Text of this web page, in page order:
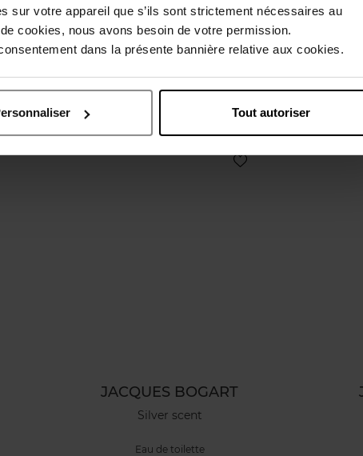
sur votre appareil que s’ils sont strictement nécessaires au
cookies, nous avons besoin de votre permission.
dans la présente bannière relative aux cookies.
Tout autoriser
Silver scent intense
Eau de toilette
84,50 € Voir la fiche
JACQUES BOGART
Silver scent
Eau de toilette